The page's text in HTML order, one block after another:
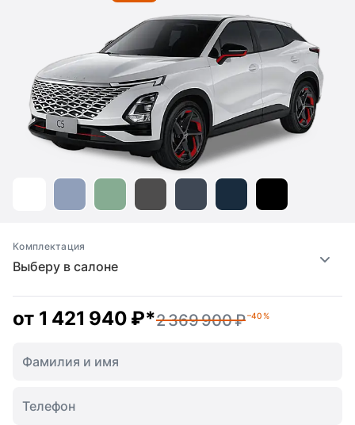
Выберу в салоне
Комплектация
от 1 421 940 ₽*2 369 900 ₽–40 %